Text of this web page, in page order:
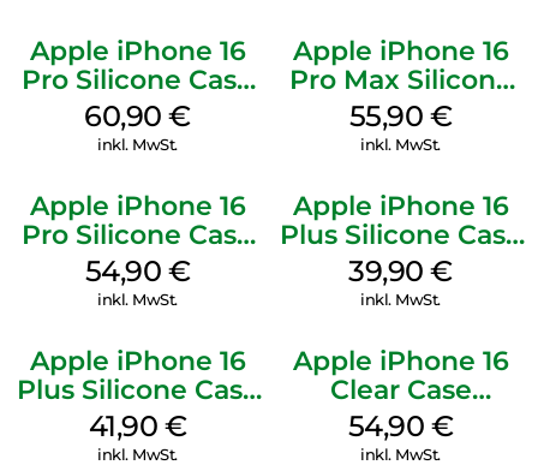
Apple iPhone 16
Pro Silicone Case
MagSafe Stone
Gray
60,90€
inkl. MwSt.
Apple iPhone 16
Pro Max Silicone
Case MagSafe
Stone Gray
55,90 €
inkl. MwSt.
Apple iPhone 16
Pro Silicone Case
MagSafe Black
54,90 €
inkl. MwSt.
Apple iPhone 16
Plus Silicone Case
MagSafe Plum
39,90€
inkl. MwSt.
Apple iPhone 16
Plus Silicone Case
MagSafe Stone
Gray
41,90 €
inkl. MwSt.
Apple iPhone 16
Clear Case
MagSafe
Transparent
54,90 €
inkl. MwSt.